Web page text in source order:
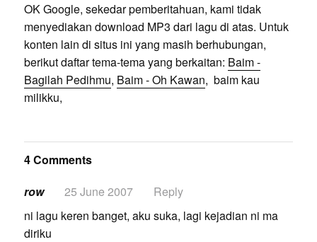
OK Google, sekedar pemberitahuan, kami tidak
menyediakan download MP3 dari lagu di atas. Untuk
konten lain di situs ini yang masih berhubungan,
berikut daftar tema-tema yang berkaitan: Baim -
Bagilah Pedihmu, Baim - Oh Kawan, baim kau
milikku,
4 Comments
row
25 June 2007
Reply
ni lagu keren banget, aku suka, lagi kejadian ni ma
diriku